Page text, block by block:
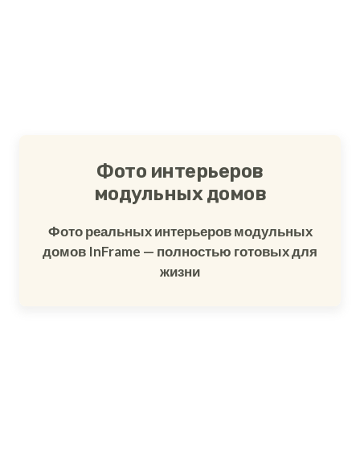
Фото интерьеров
модульных домов
Фото реальных интерьеров модульных
домов InFrame — полностью готовых для
жизни